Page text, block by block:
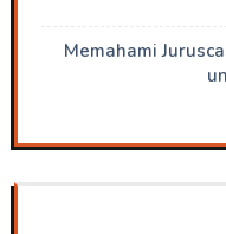
Memahami